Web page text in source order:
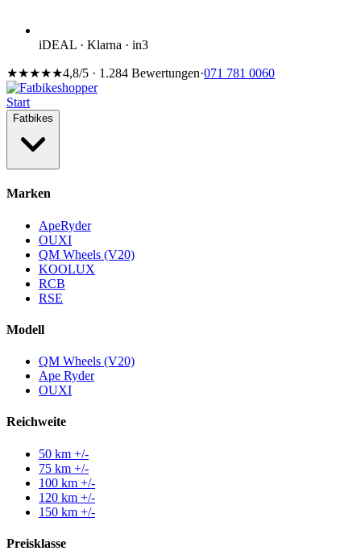
iDEAL · Klarna · in3
★★★★★4,8/5 · 1.284 Bewertungen·071 781 0060
Start
Fatbikes
Marken
ApeRyder
OUXI
QM Wheels (V20)
KOOLUX
RCB
RSE
Modell
QM Wheels (V20)
Ape Ryder
OUXI
Reichweite
50 km +/-
75 km +/-
100 km +/-
120 km +/-
150 km +/-
Preisklasse